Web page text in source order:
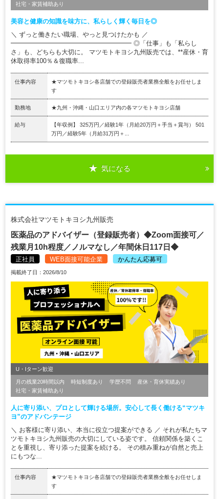
社宅・家賃補助あり
美容と健康の知識を味方に、私らしく輝く毎日を◎
＼ ずっと働きたい職場、やっと見つけたかも ／
━━━━━━━━━━━━━━━━━━━ ◎「仕事」も「私らし
さ」も、どちらも大切に。 マツモトキヨシ九州販売では、**産休・育
休取得率100％＆復職率...
仕事内容
★マツモトキヨシ各店舗での登録販売者業務全般をお任せしま
す
勤務地 ★九州・沖縄・山口エリア内の各マツモトキヨシ店舗
給与
【年収例】 325万円／経験1年（⽉給20万円＋⼿当＋賞与） 501
万円／経験5年（⽉給31万円＋...
気になる
株式会社マツモトキヨシ九州販売
医薬品のアドバイザー（登録販売者）◆Zoom面接可／
残業月10h程度／ノルマなし／年間休日117日◆
正社員 WEB面接可能企業 かんたん応募可
掲載終了日：2026/8/10
U・Iターン歓迎
月の残業20時間以内 時短制度あり 学歴不問
産休・育休実績あり
社宅・家賃補助あり
人に寄り添い、プロとして輝ける場所。安心して長く働ける“マツキ
ヨ”のアドバンテージ
＼ お客様に寄り添い、本当に役立つ提案ができる ／ それが私たちマ
ツモトキヨシ九州販売の大切にしている姿です。 信頼関係を築くこ
とを重視し、寄り添った提案を続ける。 その積み重ねが自然と売上
にもつな...
仕事内容
★マツモトキヨシ各店舗での登録販売者業務全般をお任せしま
す